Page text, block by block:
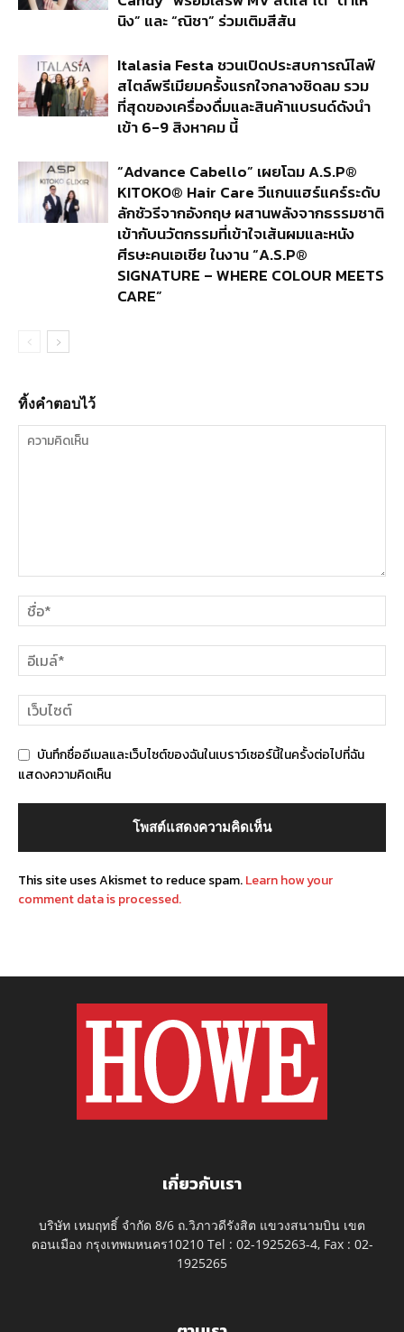
นิง” และ “ณิชา” ร่วมเติมสีสัน
Italasia Festa ชวนเปิดประสบการณ์ไลฟ์
สไตล์พรีเมียมครั้งแรกใจกลางชิดลม รวม
ที่สุดของเครื่องดื่มและสินค้าแบรนด์ดังนำ
เข้า 6-9 สิงหาคม นี้
“Advance Cabello” เผยโฉม A.S.P®
KITOKO® Hair Care วีแกนแฮร์แคร์ระดับ
ลักชัวรีจากอังกฤษ ผสานพลังจากธรรมชาติ
เข้ากับนวัตกรรมที่เข้าใจเส้นผมและหนัง
ศีรษะคนเอเชีย ในงาน “A.S.P®
SIGNATURE – WHERE COLOUR MEETS
CARE”
ทิ้งคำตอบไว้
บันทึกชื่ออีเมลและเว็บไซต์ของฉันในเบราว์เซอร์นี้ในครั้งต่อไปที่ฉัน
แสดงความคิดเห็น
This site uses Akismet to reduce spam.Learn how your
comment data is processed.
เกี่ยวกับเรา
บริษัท เหมฤทธิ์ จำกัด 8/6 ถ.วิภาวดีรังสิต แขวงสนามบิน เขต
ดอนเมือง กรุงเทพมหนคร10210 Tel : 02-1925263-4, Fax : 02-
1925265